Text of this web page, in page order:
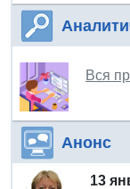
Вся
Анонс
13